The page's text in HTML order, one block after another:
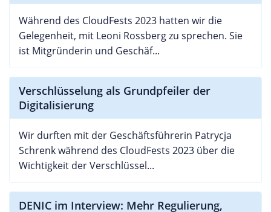
Während des CloudFests 2023 hatten wir die
Gelegenheit, mit Leoni Rossberg zu sprechen. Sie
ist Mitgründerin und Geschäf...
Verschlüsselung als Grundpfeiler der
Digitalisierung
Wir durften mit der Geschäftsführerin Patrycja
Schrenk während des CloudFests 2023 über die
Wichtigkeit der Verschlüssel...
DENIC im Interview: Mehr Regulierung,